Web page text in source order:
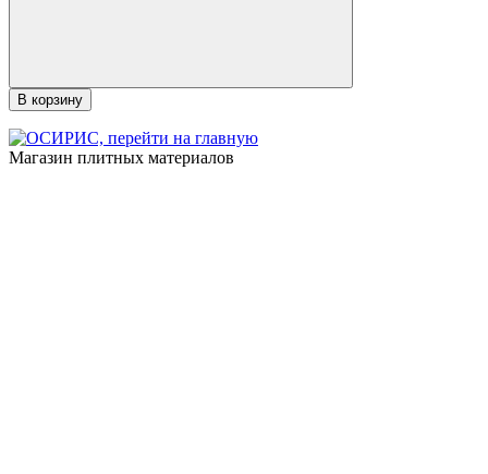
В корзину
Магазин плитных материалов